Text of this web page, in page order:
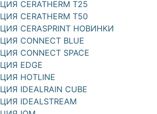
CERATHERM T25
CERATHERM T50
CERASPRINT НОВИНКИ
CONNECT BLUE
CONNECT SPACE
EDGE
HOTLINE
IDEALRAIN CUBE
IDEALSTREAM